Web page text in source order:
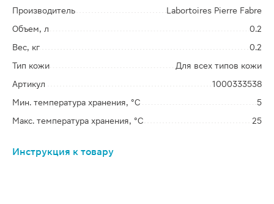
Производитель
Labortoires Pierre Fabre
Объем, л
0.2
Вес, кг
0.2
Тип кожи
Для всех типов кожи
Артикул
1000333538
Мин. температура хранения, °C
5
Макс. температура хранения, °C
25
Инструкция к товару